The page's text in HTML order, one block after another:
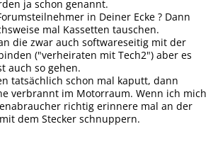
ja schon genannt.
in Deiner Ecke ? Dann
mal Kassetten tauschen.
die zwar auch softwareseitig mit der
("verheiraten mit Tech2") aber es
auch so gehen.
tatsächlich schon mal kaputt, dann
verbrannt im Motorraum. Wenn ich mich
richtig erinnere mal an der
dem Stecker schnuppern.